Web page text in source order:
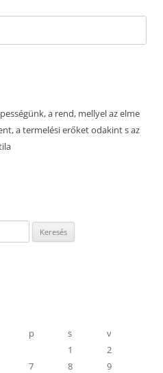
a rend, mellyel az elme
a termelési erőket odakint s az
p s
v
1
2
7 8
9